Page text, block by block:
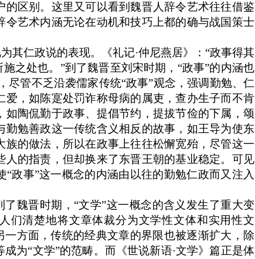
区别。这里又可以看到魏晋人辞令艺术往往借鉴
艺术内涵无论在动机和技巧上都的确与战国策士
其仁政说的表现。《礼记·仲尼燕居》：“政事得其
之处也。”到了魏晋至刘宋时期，“政事”的内涵也
尽管不乏沿袭儒家传统“政事”观念，强调勤勉、仁
，如陈寔处罚诈称母病的属吏，查办生子而不肯
陶侃勤于政事、提倡节约，提拔节俭的下属，颂
勉善政这一传统含义相反的故事，如王导为使东
的做法，所以在政事上往往松懈宽殆，尽管这一
的指责，但却换来了东晋王朝的基业稳定。可见
“政事”这一概念的内涵由以往的勤勉仁政而又注入
魏晋时期，“文学”这一概念的含义发生了重大变
们清楚地将文章体裁分为文学性文体和实用性文
方面，传统的经典文章的界限也被逐渐扩大，除
为“文学”的范畴。而《世说新语·文学》篇正是体